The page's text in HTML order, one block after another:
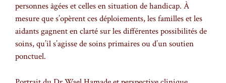
personnes âgées et celles en situation de handicap. À
mesure que s’opèrent ces déploiements, les familles et les
aidants gagnent en clarté sur les différentes possibilités de
soins, qu’il s’agisse de soins primaires ou d’un soutien
ponctuel.